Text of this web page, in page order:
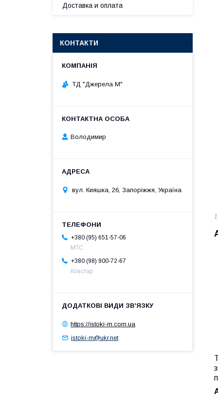
Доставка и оплата
КОНТАКТИ
ТД "Джерела М"
Володимир
вул. Кияшка, 26, Запоріжжя, Україна
+380 (95) 651-57-06
MTC
+380 (98) 900-72-67
Кіївстар
https://istoki-m.com.ua
istoki-m@ukr.net